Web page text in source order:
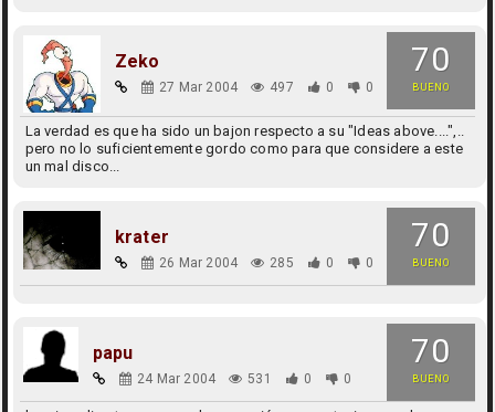
70
BUENO
Zeko
27 Mar 2004 497 0 0
La verdad es que ha sido un bajon respecto a su "Ideas above....",..
pero no lo suficientemente gordo como para que considere a este
un mal disco...
70
BUENO
krater
26 Mar 2004 285 0 0
70
BUENO
papu
24 Mar 2004 531 0 0